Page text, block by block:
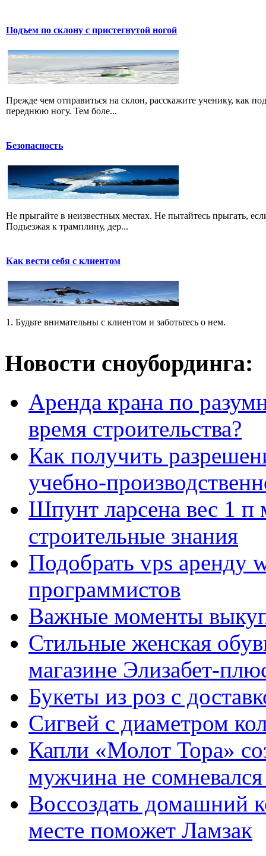
Подъем по склону с пристегнутой ногой
Прежде чем отправиться на склон, расскажите ученику, как
переднюю ногу. Тем боле...
Безопасность
Не прыгайте в неизвестных местах. Не пытайтесь прыгать,
Подъезжая к трамплину, дер...
Как вести себя с клиентом
1. Будьте внимательны с клиентом и заботьтесь о нем.
Новости сноубординга:
Аренда крана по
время строительства?
Как получить
учебно-
Шпунт ларсена вес 1 п
строительные знания
Подобрать vps аренду
программистов
Важные моменты
Стильные женская
магазине Элизабет-
Букеты из роз с
Сигвей с диаметром
Капли «Молот Тора»
мужчина не
Воссоздать домашний
месте поможет Ламзак